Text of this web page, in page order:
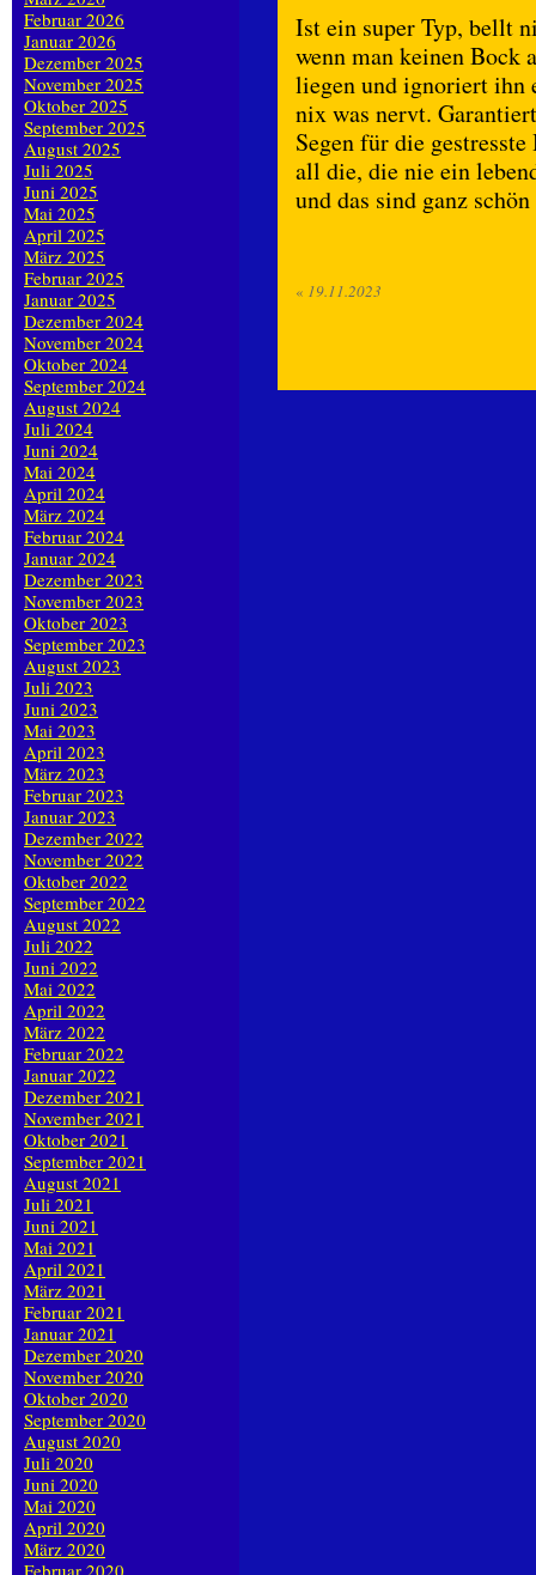
Ist ein super Typ, bellt
wenn man keinen Bock
liegen und ignoriert ihn
nix was nervt.
Segen für die
all die, die nie ein
und das sind ganz
« 19.11.2023
Februar 2026
Januar 2026
Dezember 2025
November 2025
Oktober 2025
September 2025
August 2025
Juli 2025
Juni 2025
Mai 2025
April 2025
März 2025
Februar 2025
Januar 2025
Dezember 2024
November 2024
Oktober 2024
September 2024
August 2024
Juli 2024
Juni 2024
Mai 2024
April 2024
März 2024
Februar 2024
Januar 2024
Dezember 2023
November 2023
Oktober 2023
September 2023
August 2023
Juli 2023
Juni 2023
Mai 2023
April 2023
März 2023
Februar 2023
Januar 2023
Dezember 2022
November 2022
Oktober 2022
September 2022
August 2022
Juli 2022
Juni 2022
Mai 2022
April 2022
März 2022
Februar 2022
Januar 2022
Dezember 2021
November 2021
Oktober 2021
September 2021
August 2021
Juli 2021
Juni 2021
Mai 2021
April 2021
März 2021
Februar 2021
Januar 2021
Dezember 2020
November 2020
Oktober 2020
September 2020
August 2020
Juli 2020
Juni 2020
Mai 2020
April 2020
März 2020
Februar 2020